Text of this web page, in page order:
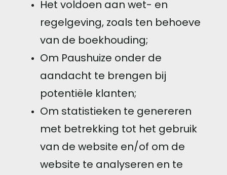
Het voldoen aan wet- en
regelgeving, zoals ten behoeve
van de boekhouding;
Om Paushuize onder de
aandacht te brengen bij
potentiële klanten;
Om statistieken te genereren
met betrekking tot het gebruik
van de website en/of om de
website te analyseren en te